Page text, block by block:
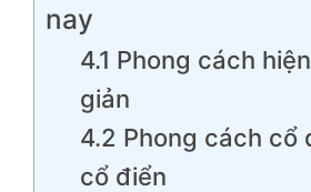
nay
4.1 Phong cách
giản
4.2 Phong cách cổ
cổ điển